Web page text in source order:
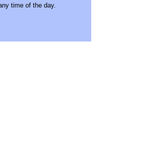
time of the day.